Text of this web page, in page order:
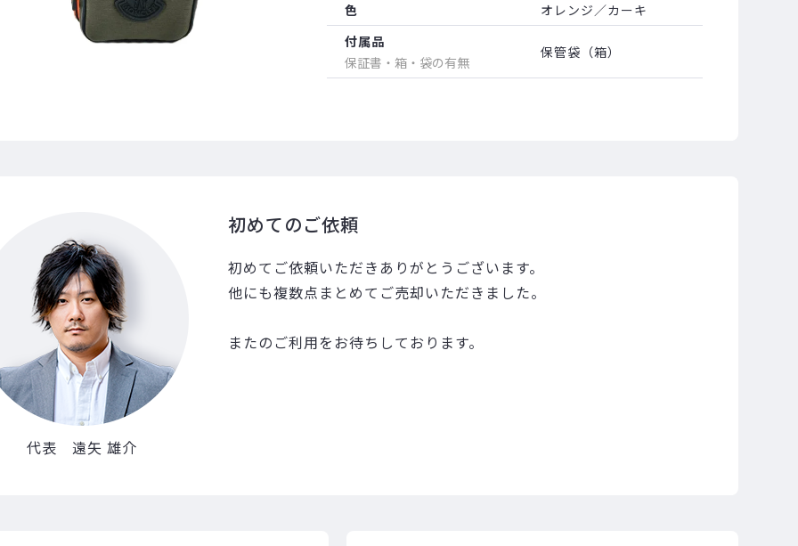
色
オレンジ／カーキ
付属品
保証書・箱・袋の有無
保管袋（箱）
代表 遠矢 雄介
初めてのご依頼
初めてご依頼いただきありがとうございます。
他にも複数点まとめてご売却いただきました。
またのご利用をお待ちしております。